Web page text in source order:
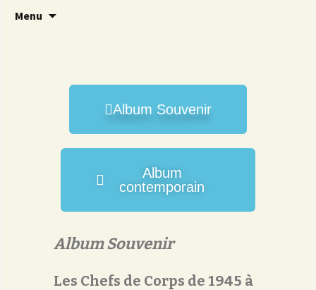
Amicale 14
Brave 14
Menu
Album Souvenir
Album
contemporain
Album Souvenir
Les Chefs de Corps de 1945 à